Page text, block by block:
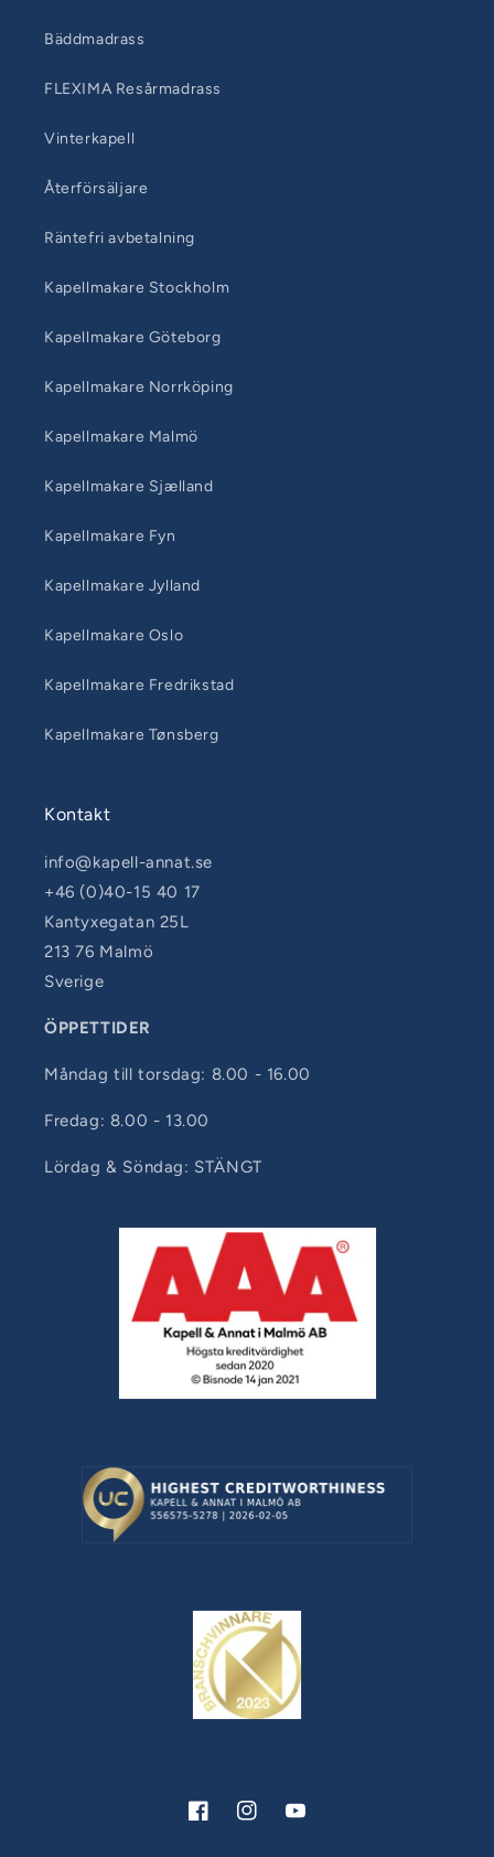
Bäddmadrass
FLEXIMA Resårmadrass
Vinterkapell
Återförsäljare
Räntefri avbetalning
Kapellmakare Stockholm
Kapellmakare Göteborg
Kapellmakare Norrköping
Kapellmakare Malmö
Kapellmakare Sjælland
Kapellmakare Fyn
Kapellmakare Jylland
Kapellmakare Oslo
Kapellmakare Fredrikstad
Kapellmakare Tønsberg
Kontakt
info@kapell-annat.se
+46 (0)40-15 40 17
Kantyxegatan 25L
213 76 Malmö
Sverige
ÖPPETTIDER
Måndag till torsdag: 8.00 - 16.00
Fredag: 8.00 - 13.00
Lördag & Söndag: STÄNGT
FacebookInstagramYouTube